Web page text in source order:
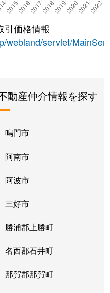
引価格情報
webland/servlet/
動産仲介情報を探す
鳴門市
阿南市
阿波市
三好市
勝浦郡上勝町
名西郡石井町
那賀郡那賀町